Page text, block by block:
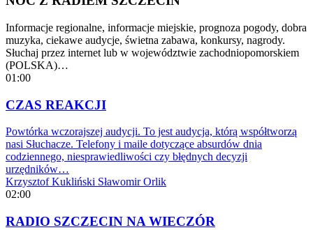
Informacje regionalne, informacje miejskie, prognoza pogody, dobra
muzyka, ciekawe audycje, świetna zabawa, konkursy, nagrody.
Słuchaj przez internet lub w województwie zachodniopomorskiem
(POLSKA)…
01:00
CZAS REAKCJI
Powtórka wczorajszej audycji. To jest audycja, którą współtworzą
nasi Słuchacze. Telefony i maile dotyczące absurdów dnia
codziennego, niesprawiedliwości czy błędnych decyzji
urzędników…
Krzysztof Kukliński Sławomir Orlik
02:00
RADIO SZCZECIN NA WIECZÓR